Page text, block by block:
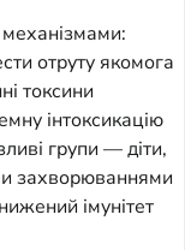
отруту якомога
токсини
інтоксикацію
групи — діти,
захворюваннями
імунітет